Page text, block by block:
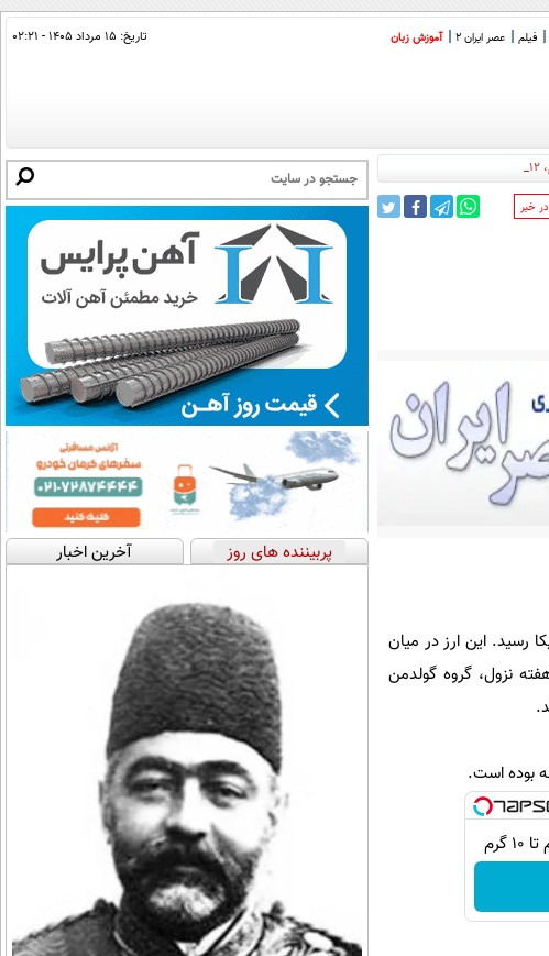
فیلم عصر ایران 2 آموزش زبان تاریخ: ۱۵ مرداد ۱۴۰۵ - ۰۲:۲۱
خبر
یافت و به 3.057 لیره در برابر دلار آمریکا رسید. این ارز در میان
نزول، گروه گولدمن
پربیننده های روز آخرین اخبار